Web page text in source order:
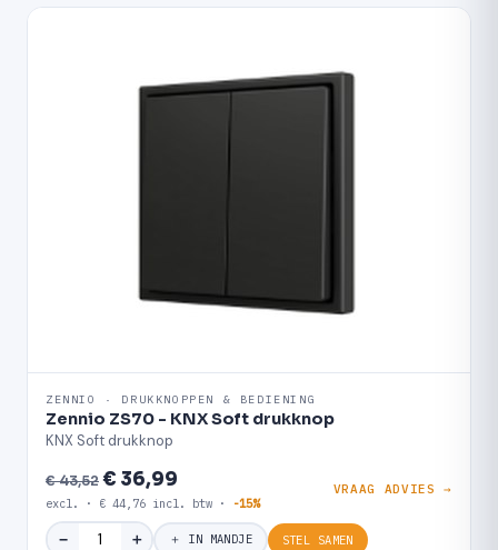
ZENNIO · DRUKKNOPPEN & BEDIENING
Zennio ZS70 - KNX Soft drukknop
KNX Soft drukknop
€ 43,52€ 36,99
excl. · € 44,76 incl. btw · -15%
VRAAG ADVIES →
− ＋ ＋ IN MANDJE STEL SAMEN